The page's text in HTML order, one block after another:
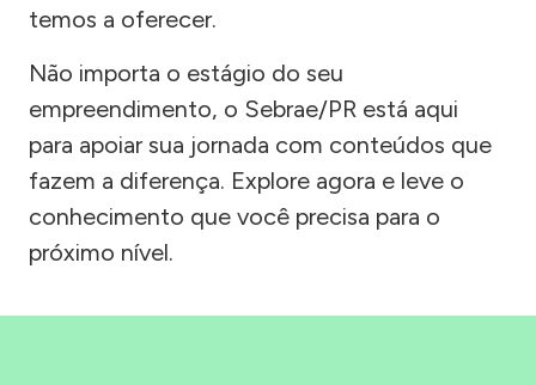
temos a oferecer.
Não importa o estágio do seu
empreendimento, o Sebrae/PR está aqui
para apoiar sua jornada com conteúdos que
fazem a diferença. Explore agora e leve o
conhecimento que você precisa para o
próximo nível.